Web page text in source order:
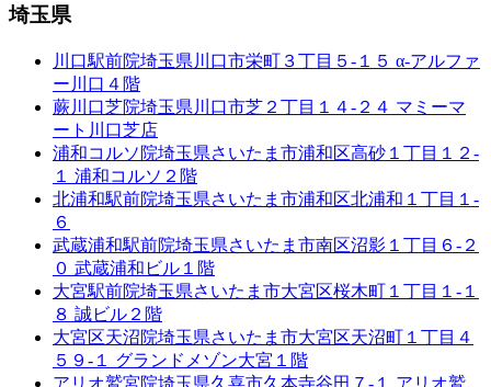
埼玉県
川口駅前院埼玉県川口市栄町３丁目５-１５ α-アルファ
ー川口４階
蕨川口芝院埼玉県川口市芝２丁目１４-２４ マミーマ
ート川口芝店
浦和コルソ院埼玉県さいたま市浦和区高砂１丁目１２-
１ 浦和コルソ２階
北浦和駅前院埼玉県さいたま市浦和区北浦和１丁目１-
６
武蔵浦和駅前院埼玉県さいたま市南区沼影１丁目６-２
０ 武蔵浦和ビル１階
大宮駅前院埼玉県さいたま市大宮区桜木町１丁目１-１
８ 誠ビル２階
大宮区天沼院埼玉県さいたま市大宮区天沼町１丁目４
５９-１ グランドメゾン大宮１階
アリオ鷲宮院埼玉県久喜市久本寺谷田７-１ アリオ鷲